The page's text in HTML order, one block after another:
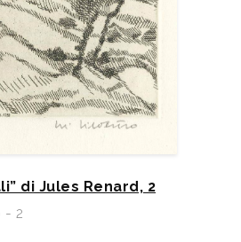
di Jules Renard, 2
- 2